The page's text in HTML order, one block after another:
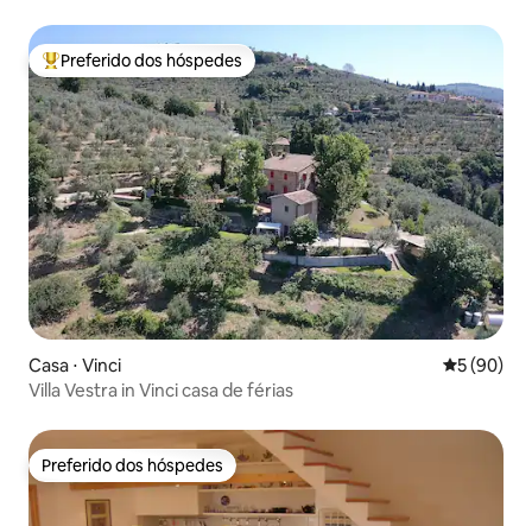
Entre os melhores preferidos dos hóspedes
Preferido dos hóspedes
Casa ⋅ Vinci 5 de uma
5 (90)
Villa Vestra in Vinci casa de férias
Preferido dos hóspedes
Preferido dos hóspedes